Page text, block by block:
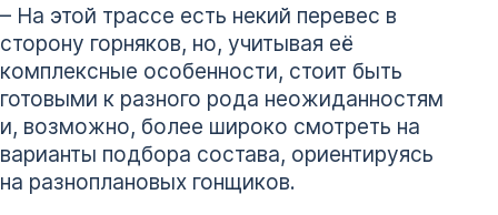
– На этой трассе есть некий перевес в
сторону горняков, но, учитывая её
комплексные особенности, стоит быть
готовыми к разного рода неожиданностям
и, возможно, более широко смотреть на
варианты подбора состава, ориентируясь
на разноплановых гонщиков.